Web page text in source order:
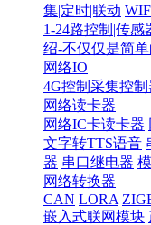
集|定时|联动
1-24路控制|传
绍-不仅仅是简单
网络IO
4G控制采集控制
网络读卡器
网络IC卡读卡器
文字转TTS语音
器 串口继电器
网络转换器
CAN LORA
嵌入式联网模块